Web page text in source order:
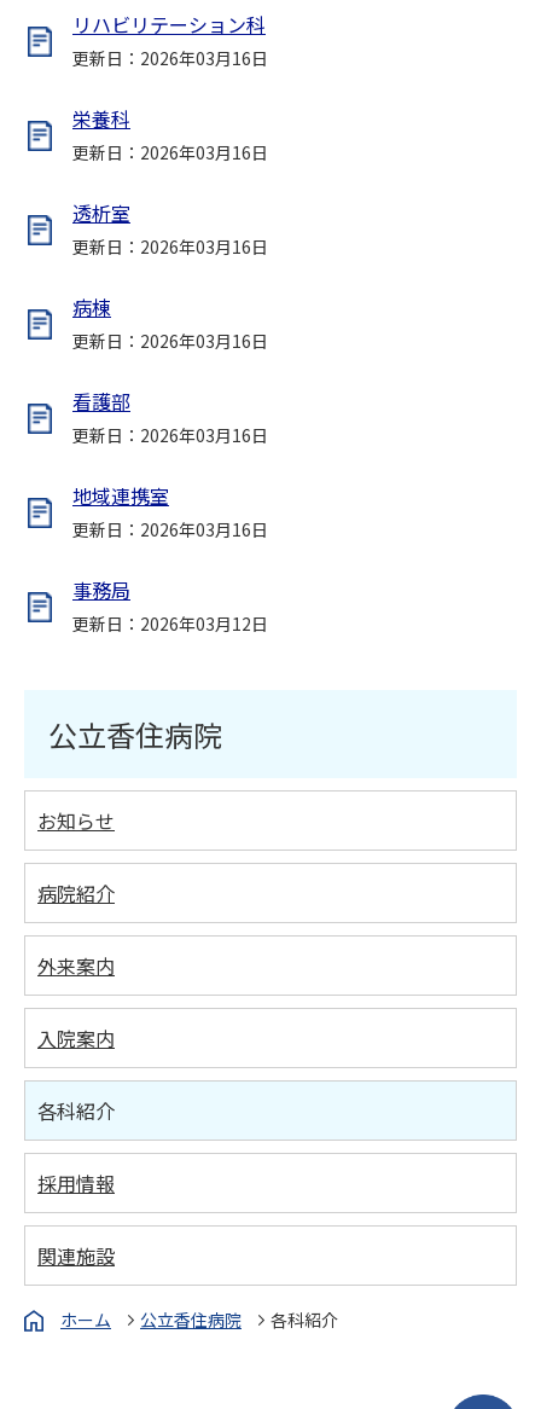
リハビリテーション科
更新日：2026年03月16日
栄養科
更新日：2026年03月16日
透析室
更新日：2026年03月16日
病棟
更新日：2026年03月16日
看護部
更新日：2026年03月16日
地域連携室
更新日：2026年03月16日
事務局
更新日：2026年03月12日
公立香住病院
お知らせ
病院紹介
外来案内
入院案内
各科紹介
採用情報
関連施設
ホーム 公立香住病院 各科紹介